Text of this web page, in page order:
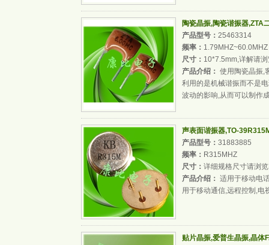
陶瓷晶振,陶瓷谐振器,ZTA
产品型号： 25463314
频率： 1.79MHZ~60.0MHZ
尺寸： 10*7.5mm,详解请
产品介绍： 使用陶瓷晶振,
利用的是机械谐振而不是
波动的影响,从而可以制作
声表面谐振器,TO-
产品型号： 31883885
频率： R315MHZ
尺寸： 详细规格尺寸请浏
产品介绍： 适用于移动电
用于移动通信,远程控制,电
贴片晶振,爱普生晶振,晶体